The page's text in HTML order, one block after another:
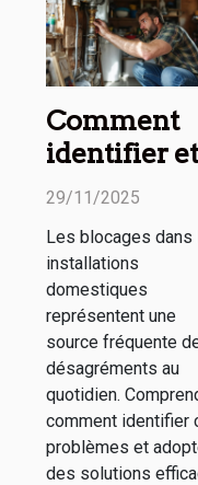
Comment
identifier et
résoudre les
vos
installations
domestiques
?
29/11/2025
Les blocages dans
installations
domestiques
représentent une
source fréquente
désagréments au
quotidien.
comment identifier
problèmes et
des solutions